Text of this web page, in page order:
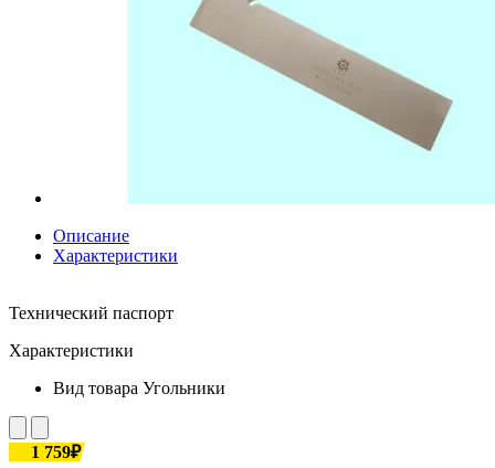
Описание
Характеристики
Технический паспорт
Характеристики
Вид товара Угольники
1 759₽